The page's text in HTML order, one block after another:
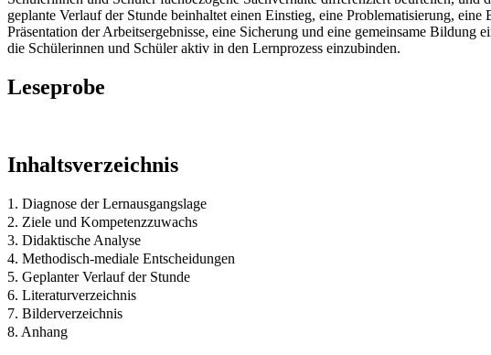
geplante Verlauf der Stunde beinhaltet einen Einstieg, eine Problematisierung,
Präsentation der Arbeitsergebnisse, eine Sicherung und eine gemeinsame
die Schülerinnen und Schüler aktiv in den Lernprozess einzubinden.
Leseprobe
Inhaltsverzeichnis
1. Diagnose der Lernausgangslage
2. Ziele und Kompetenzzuwachs
3. Didaktische Analyse
4. Methodisch-mediale Entscheidungen
5. Geplanter Verlauf der Stunde
6. Literaturverzeichnis
7. Bilderverzeichnis
8. Anhang